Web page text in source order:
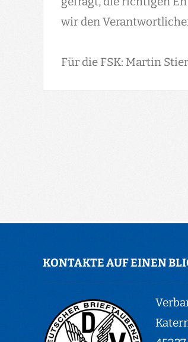
wir den
Für die FSK: Martin
KONTAKTE AUF EINEN